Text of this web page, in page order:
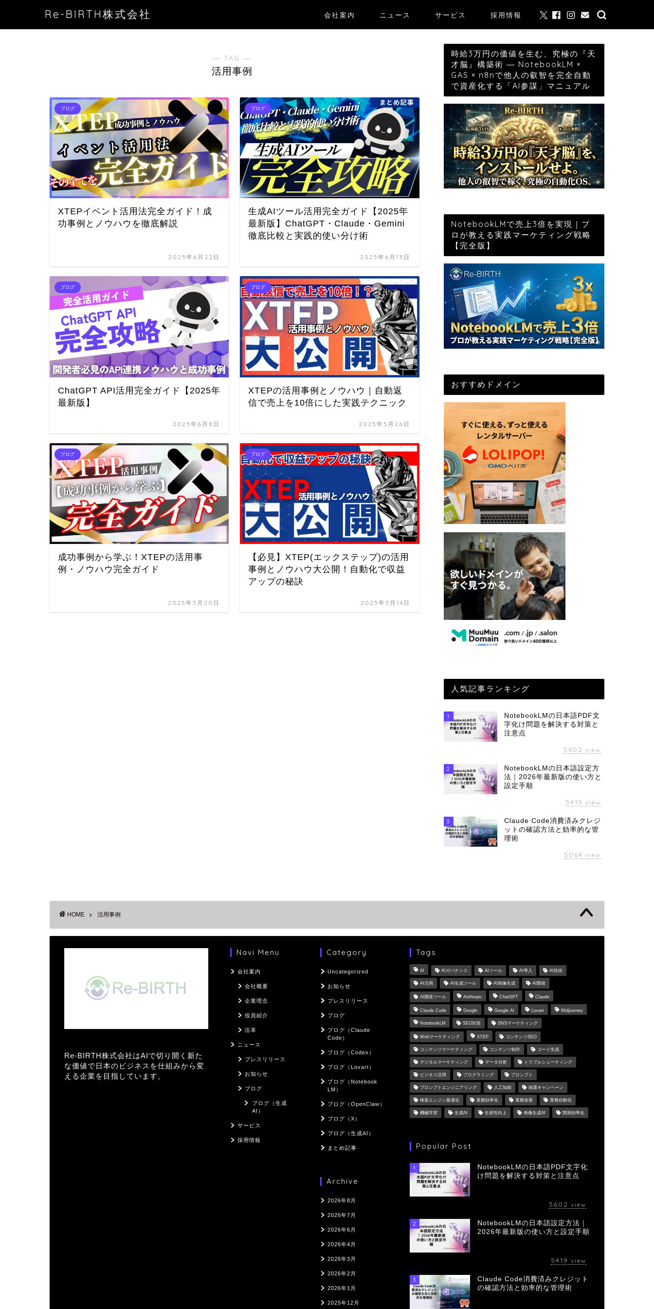
Re-BIRTH株式会社 会社案内 ニュース サービス 採用情報
― TAG ―
活用事例
ブログ
XTEPイベント活用法完全ガイド！成
功事例とノウハウを徹底解説
2025年6月22日
ブログ
生成AIツール活用完全ガイド【2025年
最新版】ChatGPT・Claude・Gemini
徹底比較と実践的使い分け術
2025年6月13日
ブログ
ChatGPT API活用完全ガイド【2025年
最新版】
2025年6月8日
ブログ
XTEPの活用事例とノウハウ｜自動返
信で売上を10倍にした実践テクニック
2025年5月26日
ブログ
成功事例から学ぶ！XTEPの活用事
例・ノウハウ完全ガイド
2025年5月20日
ブログ
【必見】XTEP(エックステップ)の活用
事例とノウハウ大公開！自動化で収益
アップの秘訣
2025年5月14日
時給3万円の価値を生む、究極の『天
才脳』構築術 ― NotebookLM ×
GAS × n8nで他人の叡智を完全自動
で資産化する「AI参謀」マニュアル
NotebookLMで売上3倍を実現｜プ
ロが教える実践マーケティング戦略
【完全版】
おすすめドメイン
人気記事ランキング
1
NotebookLMの日本語PDF文
字化け問題を解決する対策と
注意点
5602 view
2
NotebookLMの日本語設定方
法｜2026年最新版の使い方と
設定手順
5419 view
3
Claude Code消費済みクレジ
ットの確認方法と効率的な管
理術
5064 view
HOME 活用事例
Re-BIRTH株式会社はAIで切り開く新た
な価値で日本のビジネスを仕組みから変
える企業を目指しています。
Navi Menu
会社案内
会社概要
企業理念
役員紹介
沿革
ニュース
プレスリリース
お知らせ
ブログ
ブログ（生成
AI）
サービス
採用情報
Category
Uncategorized
お知らせ
プレスリリース
ブログ
ブログ（Claude
Code）
ブログ（Codex）
ブログ（Lovart）
ブログ（Notebook
LM）
ブログ（OpenClaw）
ブログ（X）
ブログ（生成AI）
まとめ記事
Archive
2026年8月
2026年7月
2026年6月
2026年4月
2026年3月
2026年2月
2026年1月
2025年12月
Tags
AI AIガバナンス AIツール AI導入 AI技術
AI活用 AI生成ツール AI画像生成 AI開発
AI開発ツール Anthropic ChatGPT Claude
Claude Code Google Google AI Lovart Midjourney
NotebookLM SEO対策 SNSマーケティング
Webマーケティング XTEP コンテンツSEO
コンテンツマーケティング コンテンツ制作 コード生成
デジタルマーケティング データ分析 トラブルシューティング
ビジネス活用 プログラミング プロンプト
プロンプトエンジニアリング 人工知能 抽選キャンペーン
検索エンジン最適化 業務効率化 業務改善 業務自動化
機械学習 生成AI 生産性向上 画像生成AI 開発効率化
Popular Post
1
NotebookLMの日本語PDF文字化
け問題を解決する対策と注意点
5602 view
2
NotebookLMの日本語設定方法｜
2026年最新版の使い方と設定手順
5419 view
3
Claude Code消費済みクレジット
の確認方法と効率的な管理術